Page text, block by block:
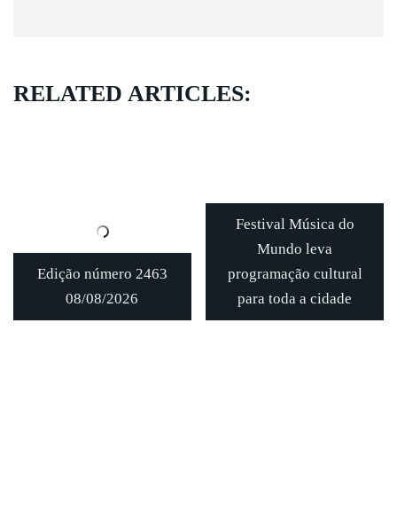
RELATED ARTICLES:
Edição número 2463
08/08/2026
Festival Música do
Mundo leva
programação cultural
para toda a cidade